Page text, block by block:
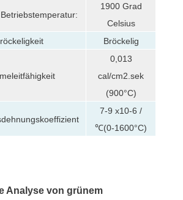
1900 Grad
Celsius
Bröckelig
0,013
cal/cm2.sek
(900°C)
7-9 x10-6 /
℃(0-1600°C)
Analyse von grünem